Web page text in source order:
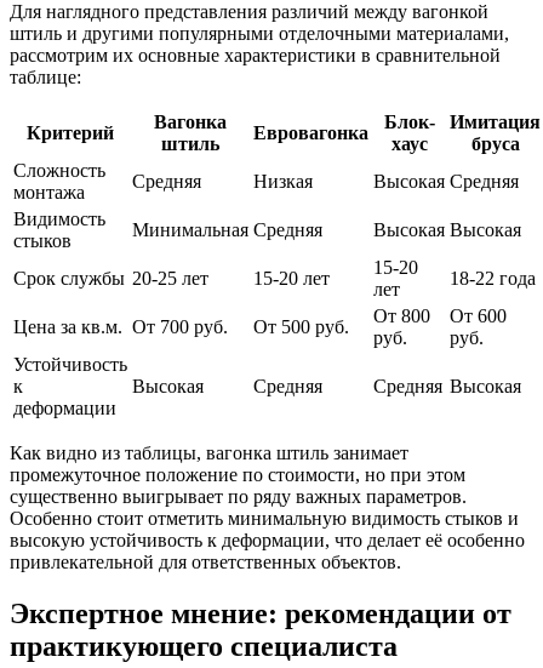
Для наглядного представления различий между вагонкой
штиль и другими популярными отделочными материалами,
рассмотрим их основные характеристики в сравнительной
таблице:
Критерий
Вагонка
штиль
Евровагонка
Блок-
хаус
Имитация
бруса
Сложность
монтажа
Средняя Низкая Высокая Средняя
Видимость
стыков
Минимальная Средняя Высокая Высокая
Срок службы 20-25 лет 15-20 лет
15-20
лет
18-22 года
Цена за кв.м. От 700 руб. От 500 руб.
От 800
руб.
От 600
руб.
Устойчивость
к
деформации
Высокая Средняя Средняя Высокая
Как видно из таблицы, вагонка штиль занимает
промежуточное положение по стоимости, но при этом
существенно выигрывает по ряду важных параметров.
Особенно стоит отметить минимальную видимость стыков и
высокую устойчивость к деформации, что делает её особенно
привлекательной для ответственных объектов.
Экспертное мнение: рекомендации от
практикующего специалиста